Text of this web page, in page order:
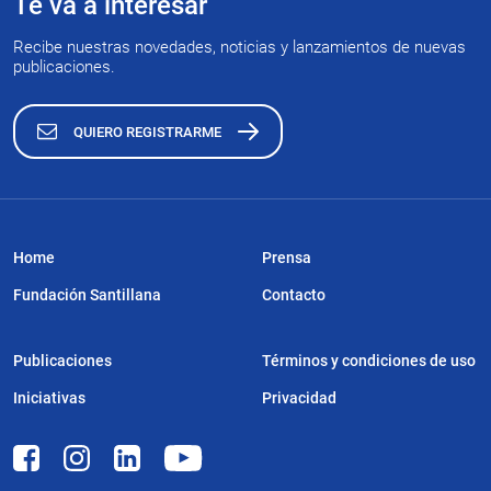
Recibe nuestras novedades, noticias y lanzamientos de nuevas
publicaciones.
QUIERO REGISTRARME
Home
Fundación Santillana
Publicaciones
Iniciativas
Prensa
Contacto
Términos y condiciones de uso
Privacidad